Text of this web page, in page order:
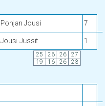
Pohjan Jousi 7
Jousi-Jussit 1
25 26 26
27
19
16 26 23